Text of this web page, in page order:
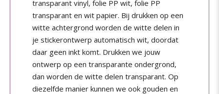
transparant vinyl, folie PP wit, folie PP
transparant en wit papier. Bij drukken op een
witte achtergrond worden de witte delen in
je stickerontwerp automatisch wit, doordat
daar geen inkt komt. Drukken we jouw
ontwerp op een transparante ondergrond,
dan worden de witte delen transparant. Op
diezelfde manier kunnen we ook gouden en